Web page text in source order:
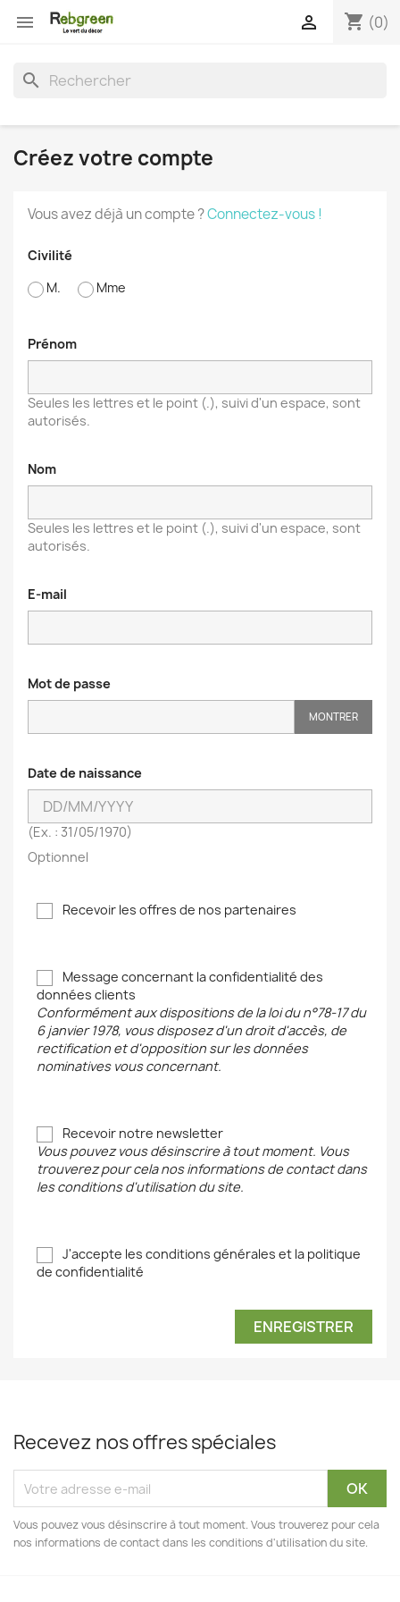
 shopping_cart (0)

search
Créez votre compte
Vous avez déjà un compte ?Connectez-vous !
Civilité
M.
Mme
Prénom
Seules les lettres et le point (.), suivi d'un espace, sont
autorisés.
Nom
Seules les lettres et le point (.), suivi d'un espace, sont
autorisés.
E-mail
Mot de passe
MONTRER
Date de naissance
(Ex. : 31/05/1970)
Optionnel
Recevoir les offres de nos partenaires
Message concernant la confidentialité des
données clients
Conformément aux dispositions de la loi du n°78-17 du
6 janvier 1978, vous disposez d'un droit d'accès, de
rectification et d'opposition sur les données
nominatives vous concernant.
Recevoir notre newsletter
Vous pouvez vous désinscrire à tout moment. Vous
trouverez pour cela nos informations de contact dans
les conditions d'utilisation du site.
J'accepte les conditions générales et la politique
de confidentialité
ENREGISTRER
Recevez nos offres spéciales
Vous pouvez vous désinscrire à tout moment. Vous trouverez pour cela
nos informations de contact dans les conditions d'utilisation du site.